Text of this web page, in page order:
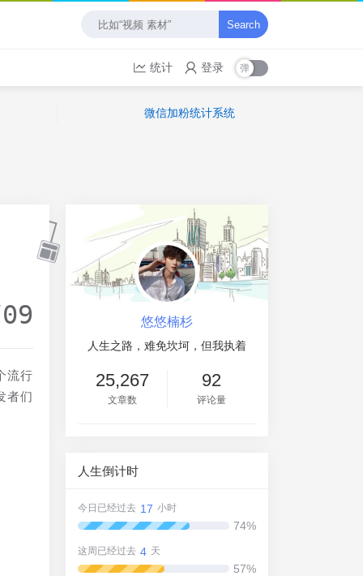
Search
统计 登录
微信加粉统计系统
流行
者们
悠悠楠杉
人生之路，难免坎坷，但我执着
25,267
文章数
92
评论量
人生倒计时
今日已经过去 17 小时
74%
这周已经过去 4 天
57%